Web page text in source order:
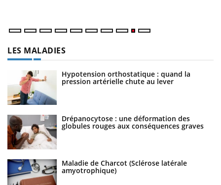
LES MALADIES
Hypotension orthostatique : quand la
pression artérielle chute au lever
Drépanocytose : une déformation des
globules rouges aux conséquences graves
Maladie de Charcot (Sclérose latérale
amyotrophique)